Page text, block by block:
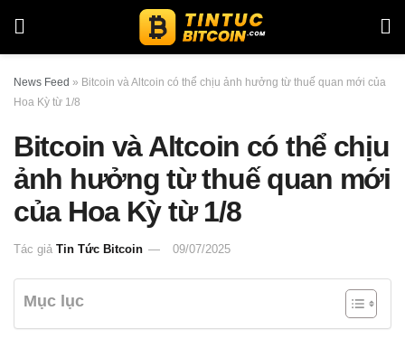
News Feed » Bitcoin và Altcoin có thể chịu ảnh hưởng từ thuế quan mới của
Hoa Kỳ từ 1/8
Bitcoin và Altcoin có thể chịu
ảnh hưởng từ thuế quan mới
của Hoa Kỳ từ 1/8
Tác giả Tin Tức Bitcoin 09/07/2025
Mục lục